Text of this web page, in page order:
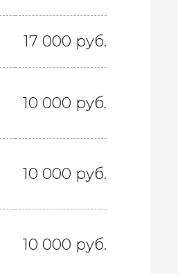
17 000 руб.
10 000 руб.
10 000 руб.
10 000 руб.